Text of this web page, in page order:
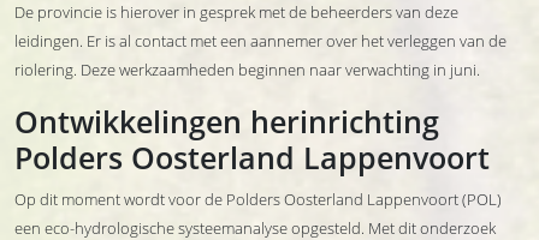
De provincie is hierover in gesprek met de beheerders van deze
leidingen. Er is al contact met een aannemer over het verleggen van de
riolering. Deze werkzaamheden beginnen naar verwachting in juni.
Ontwikkelingen herinrichting
Polders Oosterland Lappenvoort
Op dit moment wordt voor de Polders Oosterland Lappenvoort (POL)
een eco-hydrologische systeemanalyse opgesteld. Met dit onderzoek